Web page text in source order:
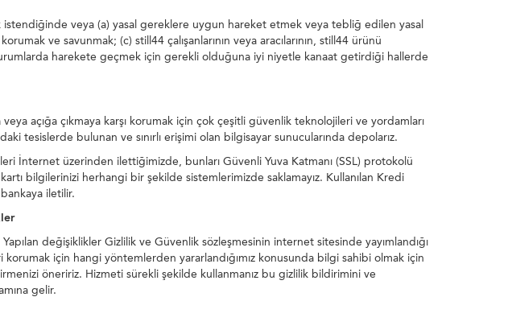
veya (a) yasal gereklere uygun hareket etmek veya tebliğ edilen yasal
ve savunmak; (c) still44 çalışanlarının veya aracılarının, still44 ürünü
harekete geçmek için gerekli olduğuna iyi niyetle kanaat getirdiği hallerde
açığa çıkmaya karşı korumak için çok çeşitli güvenlik teknolojileri ve yordamları
tesislerde bulunan ve sınırlı erişimi olan bilgisayar sunucularında depolarız.
İnternet üzerinden ilettiğimizde, bunları Güvenli Yuva Katmanı (SSL) protokolü
bilgilerinizi herhangi bir şekilde sistemlerimizde saklamayız. Kullanılan Kredi
iletilir.
değişiklikler Gizlilik ve Güvenlik sözleşmesinin internet sitesinde yayımlandığı
korumak için hangi yöntemlerden yararlandığımız konusunda bilgi sahibi olmak için
öneririz. Hizmeti sürekli şekilde kullanmanız bu gizlilik bildirimini ve
gelir.